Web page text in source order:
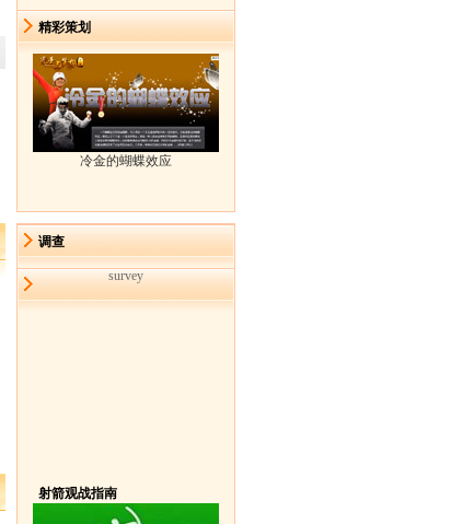
精彩策划
冷金的蝴蝶效应
调查
survey
射箭观战指南